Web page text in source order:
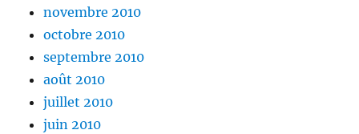
novembre 2010
octobre 2010
septembre 2010
août 2010
juillet 2010
juin 2010